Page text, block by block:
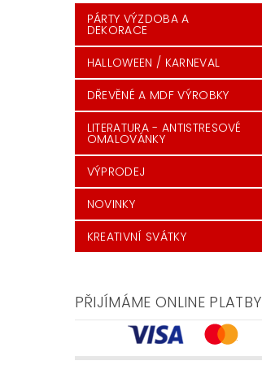
PÁRTY VÝZDOBA A
DEKORACE
HALLOWEEN / KARNEVAL
DŘEVĚNÉ A MDF VÝROBKY
LITERATURA - ANTISTRESOVÉ
OMALOVÁNKY
VÝPRODEJ
NOVINKY
KREATIVNÍ SVÁTKY
PŘIJÍMÁME ONLINE PLATBY